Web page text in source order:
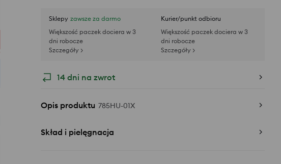
Sklepy zawsze za darmo
Większość paczek dociera w 3
dni robocze
Szczegóły >
Kurier/punkt odbioru
Większość paczek dociera w 3
dni robocze
Szczegóły >
14 dni na zwrot
Opis produktu 785HU-01X
Skład i pielęgnacja